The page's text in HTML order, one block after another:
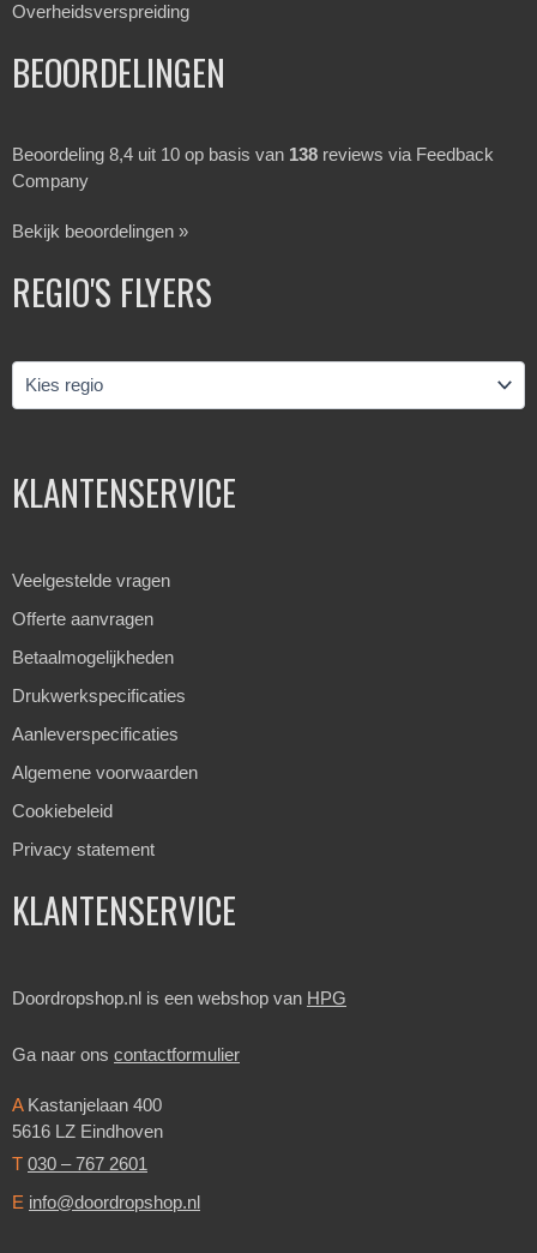
Overheidsverspreiding
BEOORDELINGEN
Beoordeling 8,4 uit 10 op basis van 138 reviews via Feedback
Company
Bekijk beoordelingen »
REGIO'S FLYERS
KLANTENSERVICE
Veelgestelde vragen
Offerte aanvragen
Betaalmogelijkheden
Drukwerkspecificaties
Aanleverspecificaties
Algemene voorwaarden
Cookiebeleid
Privacy statement
KLANTENSERVICE
Doordropshop.nl is een webshop van HPG
Ga naar ons contactformulier
AKastanjelaan 400
5616 LZ Eindhoven
T 030 – 767 2601
E info@doordropshop.nl